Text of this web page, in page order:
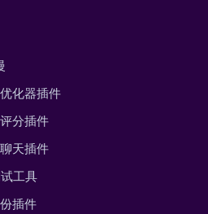
化器插件
分插件
天插件
工具
插件